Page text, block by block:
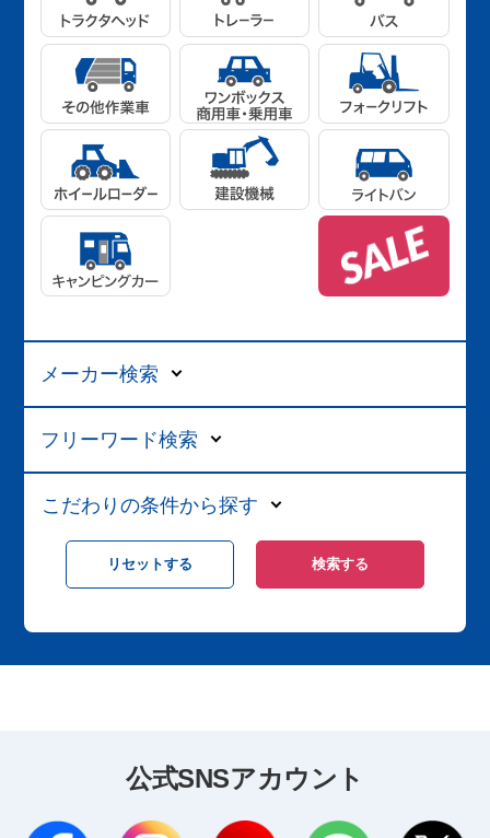
メーカー検索
フリーワード検索
こだわりの条件から探す
公式SNSアカウント